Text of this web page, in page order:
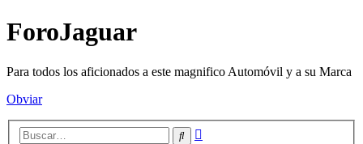
ForoJaguar
Para todos los aficionados a este magnifico Automóvil y a su Marca
Obviar
Buscar